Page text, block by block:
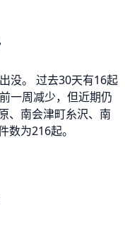
没。 过去30天有16起
一周减少，但近期仍
、南会津町糸沢、南
数为216起。